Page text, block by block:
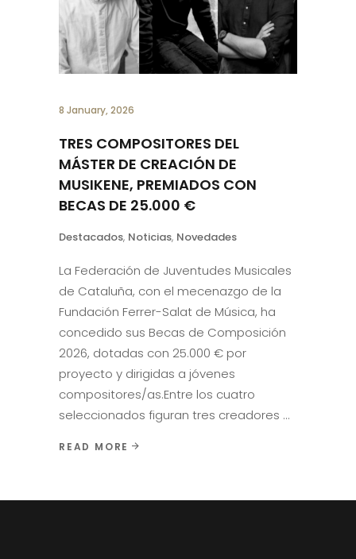
8 January, 2026
TRES COMPOSITORES DEL
MÁSTER DE CREACIÓN DE
MUSIKENE, PREMIADOS CON
BECAS DE 25.000 €
Destacados, Noticias, Novedades
La Federación de Juventudes Musicales
de Cataluña, con el mecenazgo de la
Fundación Ferrer-Salat de Música, ha
concedido sus Becas de Composición
2026, dotadas con 25.000 € por
proyecto y dirigidas a jóvenes
compositores/as.Entre los cuatro
seleccionados figuran tres creadores
READ MORE